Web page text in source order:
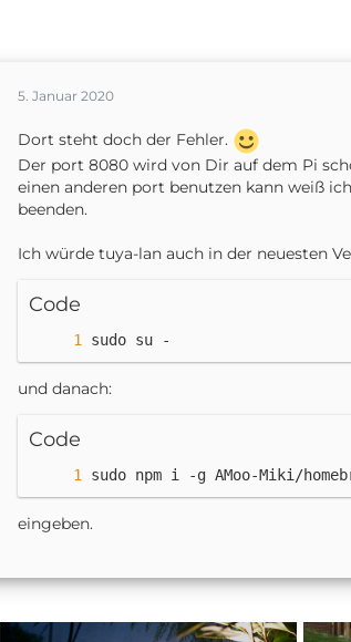
5. Januar 2020
Dort steht doch der Fehler.
Der port 8080 wird von Dir auf dem Pi
einen anderen port benutzen kann weiß
beenden.
Ich würde tuya-lan auch in der neuesten
Code
sudo su -
und danach:
Code
sudo npm i -g AMoo-Miki/
eingeben.